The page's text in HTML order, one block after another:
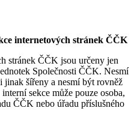
internetových stránek ČČK
stránek ČČK jsou určeny jen
Společnosti ČČK. Nesmí
jinak šířeny a nesmí být rovněž
sekce může pouze osoba,
ČČK nebo úřadu příslušného